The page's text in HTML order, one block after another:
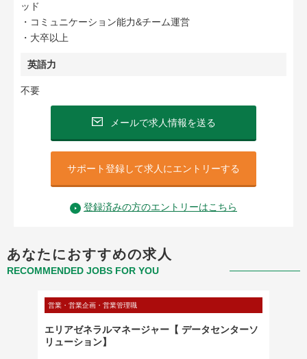
ッド
・コミュニケーション能力&チーム運営
・大卒以上
英語力
不要
メールで求人情報を送る
サポート登録して求人にエントリーする
登録済みの方のエントリーはこちら
あなたにおすすめの求人
RECOMMENDED JOBS FOR YOU
営業・営業企画・営業管理職
エリアゼネラルマネージャー【 データセンターソ
リューション】